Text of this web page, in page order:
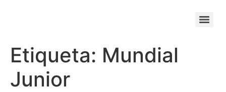
Etiqueta: Mundial
Junior